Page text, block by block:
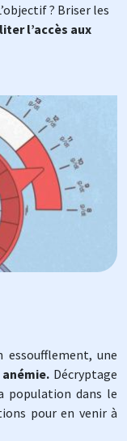
? Briser les
l’accès aux
essoufflement, une
anémie.Décryptage
population dans le
pour en venir à